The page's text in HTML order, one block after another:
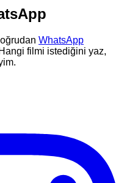
WhatsApp
filmi istediğini yaz,